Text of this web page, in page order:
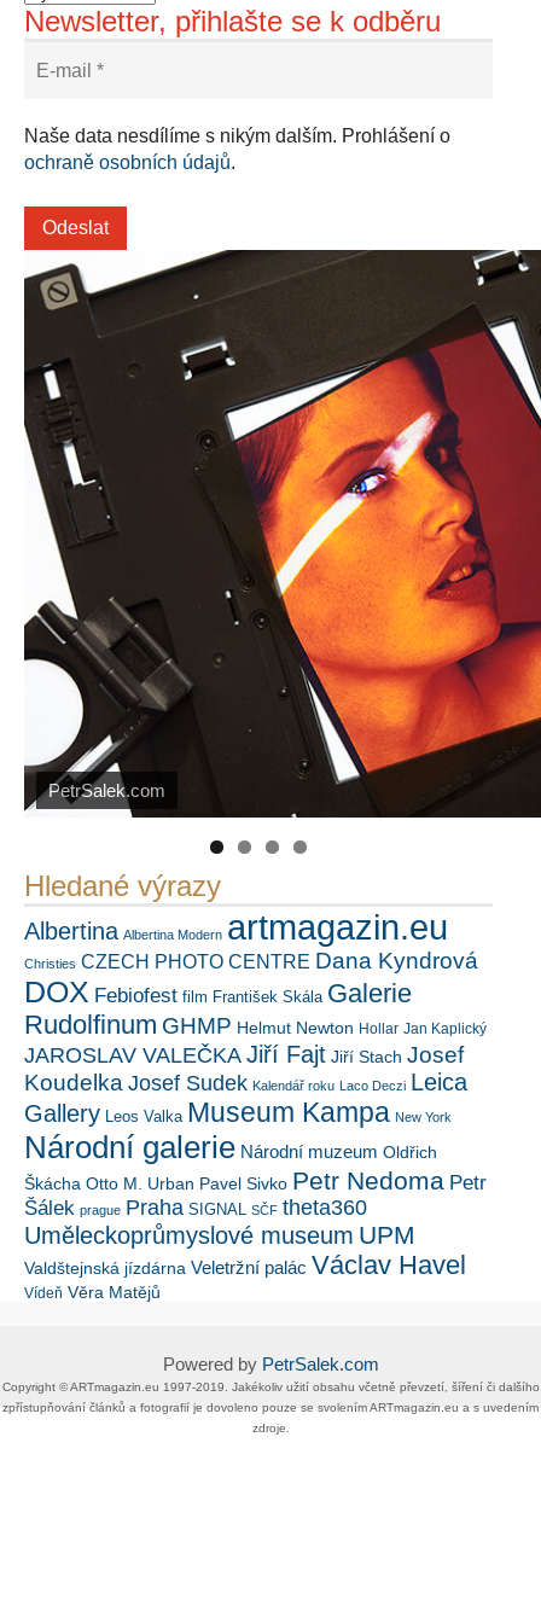
Newsletter, přihlašte se k odběru
Naše data nesdílíme s nikým dalším. Prohlášení o
ochraně osobních údajů.
PetrSalek.com
Náš mediální partner
https://kuula.co/profile/PetrSalek/collections
Hledané výrazy
Albertina Albertina Modern artmagazin.eu
Christies CZECH PHOTO CENTRE Dana Kyndrová
DOX Febiofest film František Skála Galerie
Rudolfinum GHMP Helmut Newton Hollar Jan Kaplický
JAROSLAV VALEČKA Jiří Fajt Jiří Stach Josef
Koudelka Josef Sudek Kalendář roku Laco Deczi Leica
Gallery Leos Valka Museum Kampa New York
Národní galerie Národní muzeum Oldřich
Škácha Otto M. Urban Pavel Sivko Petr Nedoma Petr
Šálek prague Praha SIGNAL SČF theta360
Uměleckoprůmyslové museum UPM
Valdštejnská jízdárna Veletržní palác Václav Havel
Vídeň Věra Matějů
Powered by PetrSalek.com
Copyright ©​ ​​ARTmagazin.eu ​1997-2019​.​ Jakékoliv užití obsahu včetně převzetí, šíření či dalšího
zpřístupňování článků a fotografií je dovoleno pouze se svolením ​ARTmagazin.eu​ ​a s uvedením
zdroje.